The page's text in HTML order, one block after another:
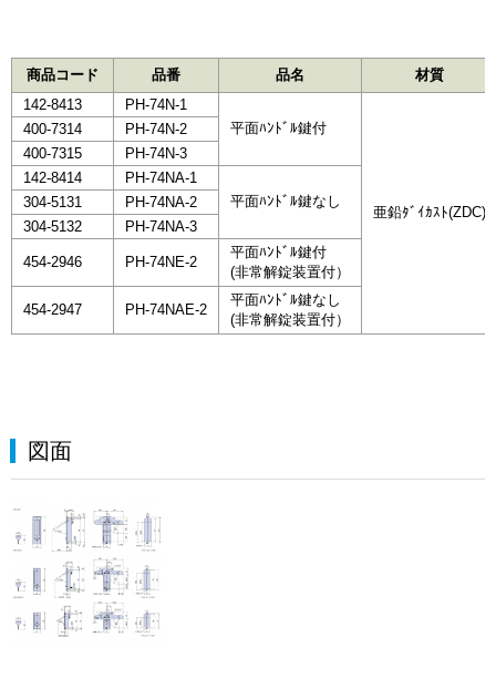
商品コード 品番 品名
材質
142-8413
PH-74N-1
平面ﾊﾝﾄﾞﾙ鍵付
亜鉛ﾀﾞｲｶｽﾄ(ZDC)
400-7314
PH-74N-2
400-7315
PH-74N-3
142-8414
PH-74NA-1
平面ﾊﾝﾄﾞﾙ鍵なし
304-5131
PH-74NA-2
304-5132
PH-74NA-3
454-2946 PH-74NE-2
平面ﾊﾝﾄﾞﾙ鍵付
(非常解錠装置付）
454-2947 PH-74NAE-2
平面ﾊﾝﾄﾞﾙ鍵なし
(非常解錠装置付）
図面